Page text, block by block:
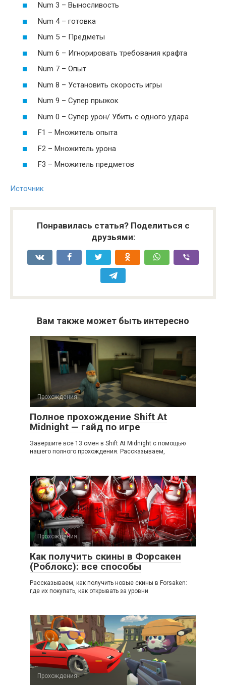
Num 3 – Выносливость
Num 4 – готовка
Num 5 – Предметы
Num 6 – Игнорировать требования крафта
Num 7 – Опыт
Num 8 – Установить скорость игры
Num 9 – Супер прыжок
Num 0 – Супер урон/ Убить с одного удара
F1 – Множитель опыта
F2 – Множитель урона
F3 – Множитель предметов
Источник
Понравилась статья? Поделиться с
друзьями:
Вам также может быть интересно
Прохождения
Полное прохождение Shift At
Midnight — гайд по игре
Завершите все 13 смен в Shift At Midnight с помощью
нашего полного прохождения. Рассказываем,
Прохождения
Как получить скины в Форсакен
(Роблокс): все способы
Рассказываем, как получить новые скины в Forsaken:
где их покупать, как открывать за уровни
Прохождения